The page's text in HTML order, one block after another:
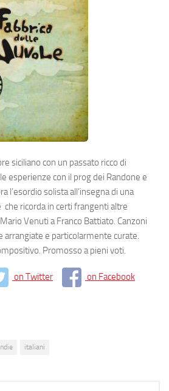
siciliano con un passato ricco di
esperienze con il prog dei Randone e
l’esordio solista all’insegna di una
che ricorda in certi frangenti altre
Venuti a Franco Battiato. Canzoni
arrangiate e particolarmente curate.
Promosso a pieni voti.
on Twitter on Facebook
italiani